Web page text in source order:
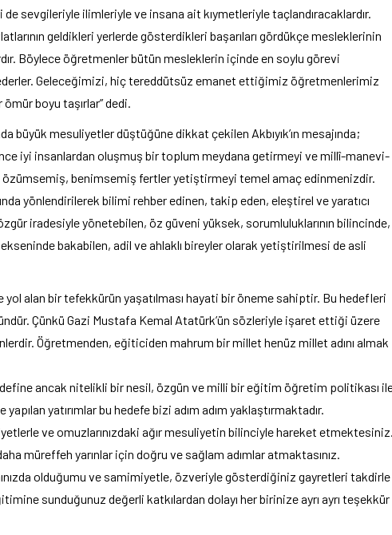
sevgileriyle ilimleriyle ve insana ait kıymetleriyle taçlandıracaklardır.
geldikleri yerlerde gösterdikleri başarıları gördükçe mesleklerinin
Böylece öğretmenler bütün mesleklerin içinde en soylu görevi
Geleceğimizi, hiç tereddütsüz emanet ettiğimiz öğretmenlerimiz
boyu taşırlar” dedi.
büyük mesuliyetler düştüğüne dikkat çekilen Akbıyık’ın mesajında;
iyi insanlardan oluşmuş bir toplum meydana getirmeyi ve millî-manevi-
özümsemiş, benimsemiş fertler yetiştirmeyi temel amaç edinmenizdir.
yönlendirilerek bilimi rehber edinen, takip eden, eleştirel ve yaratıcı
iradesiyle yönetebilen, öz güveni yüksek, sorumluluklarının bilincinde,
bakabilen, adil ve ahlaklı bireyler olarak yetiştirilmesi de asli
yol alan bir tefekkürün yaşatılması hayati bir öneme sahiptir. Bu hedefleri
Çünkü Gazi Mustafa Kemal Atatürk’ün sözleriyle işaret ettiği üzere
Öğretmenden, eğiticiden mahrum bir millet henüz millet adını almak
ancak nitelikli bir nesil, özgün ve milli bir eğitim öğretim politikası
yatırımlar bu hedefe bizi adım adım yaklaştırmaktadır.
ve omuzlarınızdaki ağır mesuliyetin bilinciyle hareket
müreffeh yarınlar için doğru ve sağlam adımlar atmaktasınız.
olduğumu ve samimiyetle, özveriyle gösterdiğiniz gayretleri takdirle
sunduğunuz değerli katkılardan dolayı her birinize ayrı ayrı teşekkür